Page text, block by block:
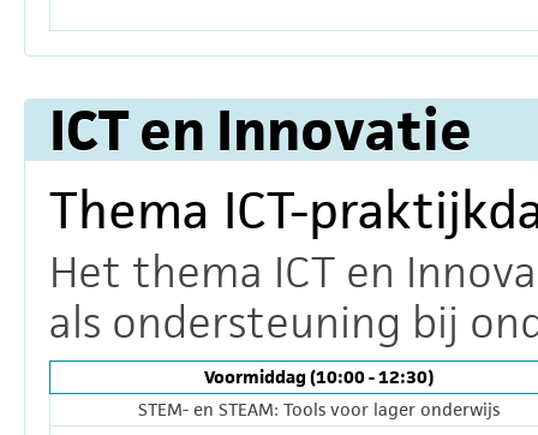
ICT en Innovatie
Thema ICT-
Het thema ICT en
als ondersteuning bij
Voormiddag (10:00 - 12:30)
STEM- en STEAM: Tools voor lager onderwijs